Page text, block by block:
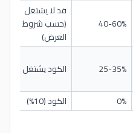
40-60%
قد لا يشتغل
(حسب شروط
العرض)
25-35% الكود يشتغل
0% الكود (10%)